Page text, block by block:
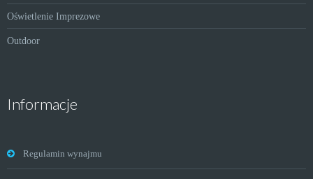
Oświetlenie Imprezowe
Outdoor
Informacje
Regulamin wynajmu